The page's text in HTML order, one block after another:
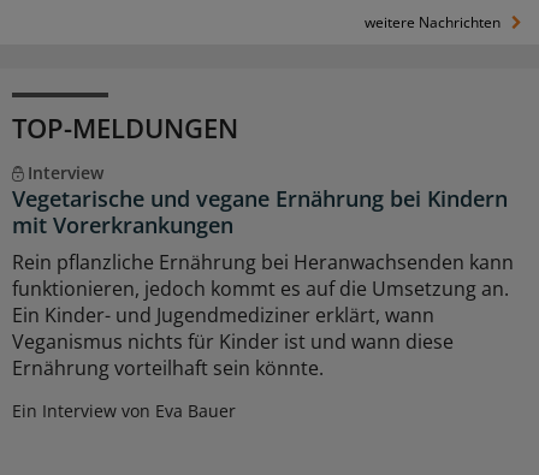
weitere Nachrichten
TOP-MELDUNGEN
Interview
Vegetarische und vegane Ernährung bei Kindern
mit Vorerkrankungen
Rein pflanzliche Ernährung bei Heranwachsenden kann
funktionieren, jedoch kommt es auf die Umsetzung an.
Ein Kinder- und Jugendmediziner erklärt, wann
Veganismus nichts für Kinder ist und wann diese
Ernährung vorteilhaft sein könnte.
Ein Interview von Eva Bauer